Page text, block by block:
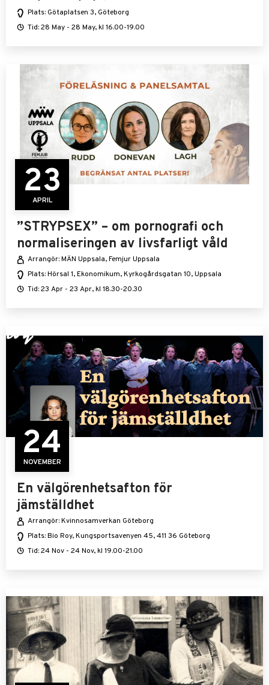
Plats: Götaplatsen 3, Göteborg
Tid: 28 May - 28 May, kl 16.00-19.00
23
APRIL
”STRYPSEX” – om pornografi och
normaliseringen av livsfarligt våld
Arrangör: MÄN Uppsala, Femjur Uppsala
Plats: Hörsal 1, Ekonomikum, Kyrkogårdsgatan 10, Uppsala
Tid: 23 Apr - 23 Apr, kl 18.30-20.30
24
NOVEMBER
En välgörenhetsafton för
jämställdhet
Arrangör: Kvinnosamverkan Göteborg
Plats: Bio Roy, Kungsportsavenyen 45, 411 36 Göteborg
Tid: 24 Nov - 24 Nov, kl 19.00-21.00